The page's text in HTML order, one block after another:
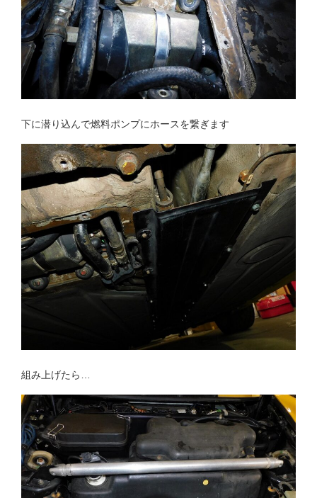
下に潜り込んで燃料ポンプにホースを繋ぎます
組み上げたら…